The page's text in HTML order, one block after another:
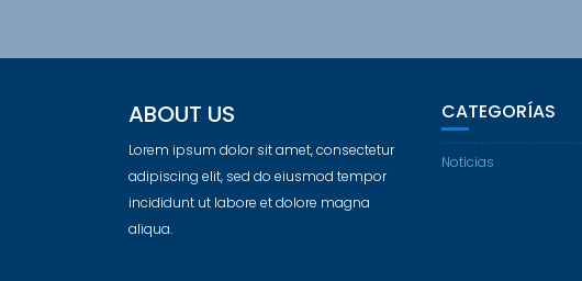
ABOUT US
Lorem ipsum dolor sit amet, consectetur
adipiscing elit, sed do eiusmod tempor
incididunt ut labore et dolore magna
aliqua.
CATEGORÍAS
Noticias